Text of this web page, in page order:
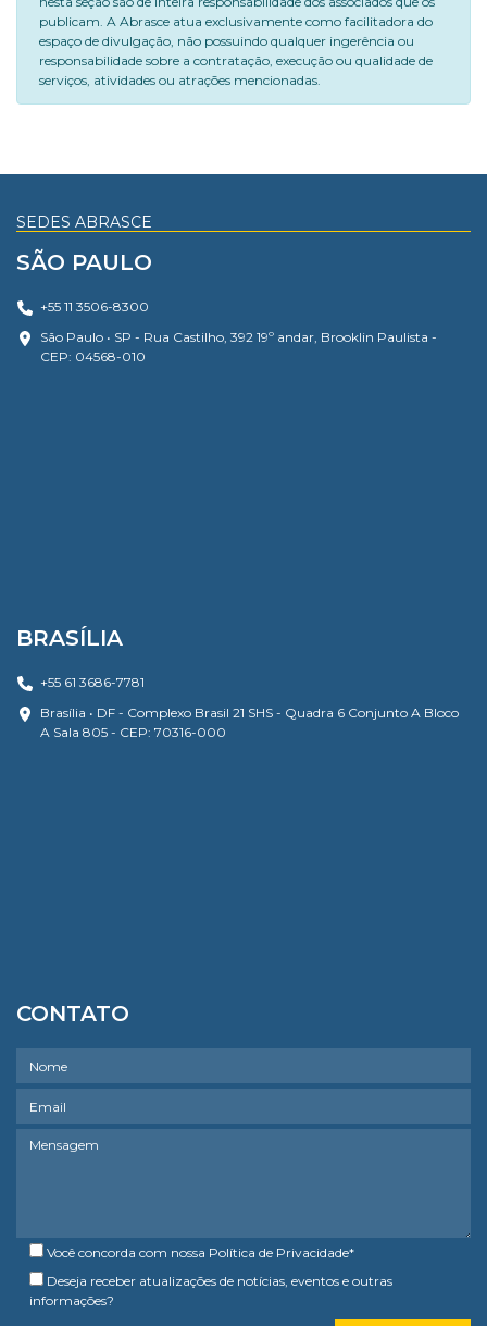
publicam. A Abrasce atua exclusivamente como facilitadora do
espaço de divulgação, não possuindo qualquer ingerência ou
responsabilidade sobre a contratação, execução ou qualidade de
serviços, atividades ou atrações mencionadas.
SEDES ABRASCE
SÃO PAULO
+55 11 3506-8300
São Paulo • SP - Rua Castilho, 392 19º andar, Brooklin Paulista -
CEP: 04568-010
BRASÍLIA
+55 61 3686-7781
Brasília • DF - Complexo Brasil 21 SHS - Quadra 6 Conjunto A Bloco
A Sala 805 - CEP: 70316-000
CONTATO
Você concorda com nossa Política de Privacidade*
Deseja receber atualizações de notícias, eventos e outras
informações?